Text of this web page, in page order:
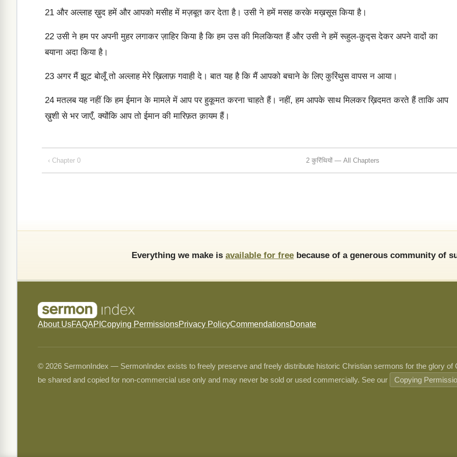
21 और अल्लाह ख़ुद हमें और आपको मसीह में मज़बूत कर देता है। उसी ने हमें मसह करके मख़सूस किया है।
22 उसी ने हम पर अपनी मुहर लगाकर ज़ाहिर किया है कि हम उस की मिलकियत हैं और उसी ने हमें रूहुल-क़ुद्स देकर अपने वादों का
बयाना अदा किया है।
23 अगर मैं झूट बोलूँ तो अल्लाह मेरे ख़िलाफ़ गवाही दे। बात यह है कि मैं आपको बचाने के लिए कुरिंथुस वापस न आया।
24 मतलब यह नहीं कि हम ईमान के मामले में आप पर हुकूमत करना चाहते हैं। नहीं, हम आपके साथ मिलकर ख़िदमत करते हैं ताकि आप
ख़ुशी से भर जाएँ, क्योंकि आप तो ईमान की मारिफ़त क़ायम हैं।
‹ Chapter 0 2 कुरिंथियों — All Chapters
Everything we make is available for free because of a generous community of
About UsFAQAPI Copying PermissionsPrivacy PolicyCommendationsDonate
© 2026 SermonIndex — SermonIndex exists to freely preserve and freely distribute historic Christian sermons for the glory
be shared and copied for non-commercial use only and may never be sold or used commercially. See our
Copying